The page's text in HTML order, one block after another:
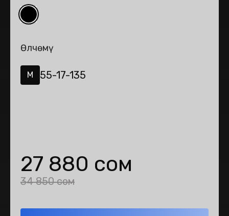
Өлчөмү
M 55-17-135
27 880 сом
34 850 сом